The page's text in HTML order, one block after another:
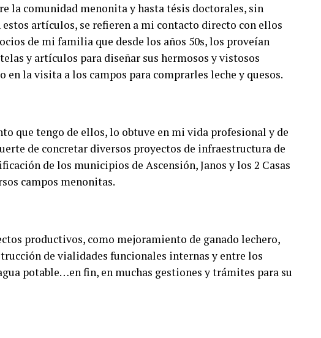
la comunidad menonita y hasta tésis doctorales, sin
estos artículos, se refieren a mi contacto directo con ellos
de mi familia que desde los años 50s, los proveían
y artículos para diseñar sus hermosos y vistosos
en la visita a los campos para comprarles leche y quesos.
que tengo de ellos, lo obtuve en mi vida profesional y de
de concretar diversos proyectos de infraestructura de
de los municipios de Ascensión, Janos y los 2 Casas
campos menonitas.
productivos, como mejoramiento de ganado lechero,
de vialidades funcionales internas y entre los
potable…en fin, en muchas gestiones y trámites para su